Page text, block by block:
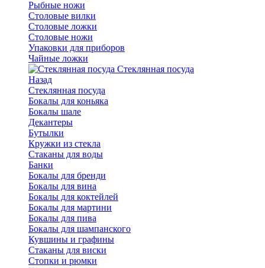
Рыбные ножи
Столовые вилки
Столовые ложки
Столовые ножи
Упаковки для приборов
Чайные ложки
Стеклянная посуда
Назад
Стеклянная посуда
Бокалы для коньяка
Бокалы шале
Декантеры
Бутылки
Кружки из стекла
Стаканы для воды
Банки
Бокалы для бренди
Бокалы для вина
Бокалы для коктейлей
Бокалы для мартини
Бокалы для пива
Бокалы для шампанского
Кувшины и графины
Стаканы для виски
Стопки и рюмки